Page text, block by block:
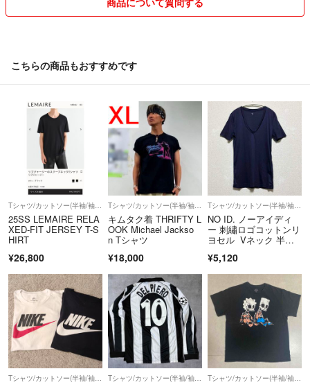
こちらの商品もおすすめです
25SS LEMAIRE RELA
XED-FIT JERSEY T-S
HIRT
¥26,800
Tシャツ/カットソー(半袖/袖なし)
キムタク着 THRIFTY L
OOK Michael Jackso
n Tシャツ
¥18,000
Tシャツ/カットソー(半袖/袖なし)
NO ID. ノーアイディ
ー 刺繡ロゴコットンリ
ヨセル Vネック 半袖T
材 ネイビー1
¥5,120
Tシャツ/カットソー(半袖/袖なし) Tシャツ/カットソー(半袖/袖なし)